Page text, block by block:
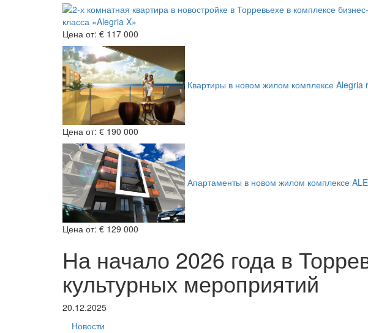
класса «Alegria X»
Цена от: € 117 000
Квартиры в новом жилом комплексе Alegria
Цена от: € 190 000
Апартаменты в новом жилом комплексе
Цена от: € 129 000
На начало 2026 года в
культурных мероприятий
20.12.2025
Новости